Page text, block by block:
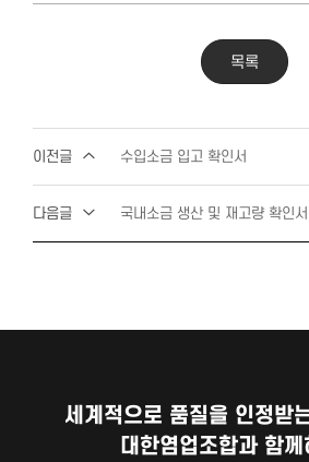
목록
이전글 수입소금 입고 확인서
다음글 국내소금 생산 및 재고량 확인서
세계적으로 품질을 인정받
대한염업조합과 함